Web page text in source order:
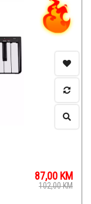
87,00 KM
102,00KM